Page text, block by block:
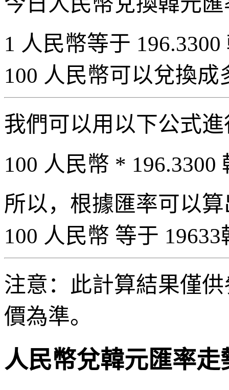
1 人民幣等于
100 人民幣可以兌換成
我們可以用以下公式
100 人民幣 * 196.3300
所以，根據匯率可以
100 人民幣 等于
注意：此計算結果僅
價為準。
人民幣兌韓元匯率走